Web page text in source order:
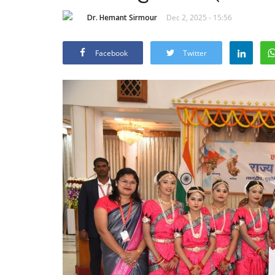
Dr. Hemant Sirmour Dec 2, 2025 - 15:56
Facebook Twitter